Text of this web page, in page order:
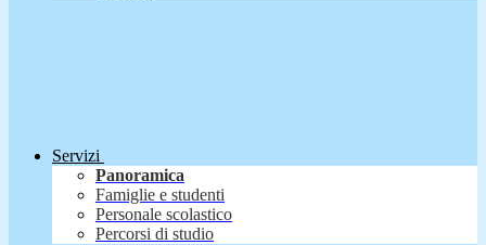
Servizi
Panoramica
Famiglie e studenti
Personale scolastico
Percorsi di studio